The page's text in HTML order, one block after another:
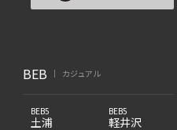
BEB カジュアル
BEB5
土浦
BEB5
軽井沢